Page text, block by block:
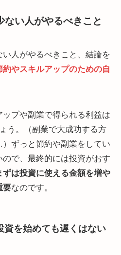
ない人がやるべきこと
人がやるべきこと、結論を
約やスキルアップのための自
プや副業で得られる利益は
う。（副業で大成功する方
ずっと節約や副業をしてい
で、最終的には投資がおす
ずは投資に使える金額を増や
要なのです。
資を始めても遅くはない